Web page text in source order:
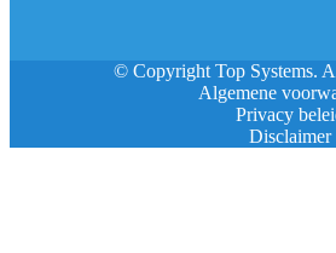
© Copyright Top Systems.
Algemene
Privacy
Disclaimer